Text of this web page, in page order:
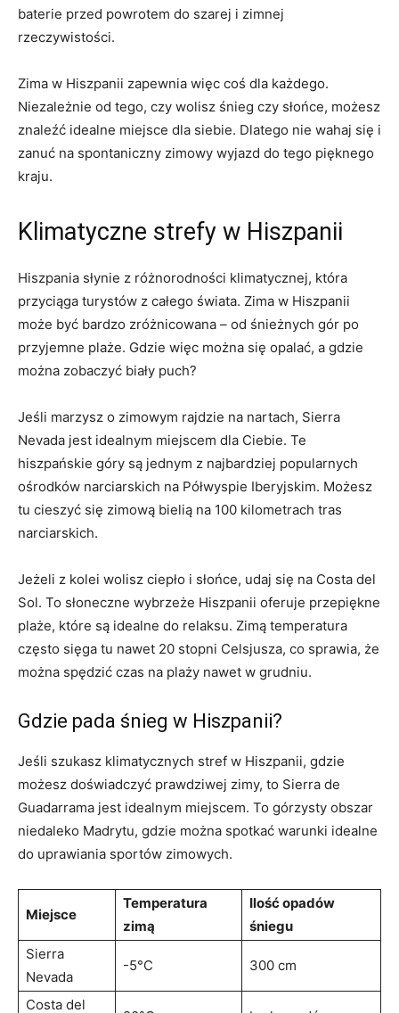
baterie przed powrotem do szarej i zimnej
rzeczywistości.
Zima⁢ w⁣ Hiszpanii zapewnia więc coś dla każdego.
Niezależnie od tego, czy ⁣wolisz ‍śnieg ⁣czy‍ słońce, możesz
znaleźć idealne miejsce dla ⁤siebie. Dlatego nie wahaj⁣ się i
zanuć⁢ na spontaniczny zimowy wyjazd do ‌tego pięknego
kraju.
Klimatyczne strefy w⁣ Hiszpanii
Hiszpania słynie z ‍różnorodności klimatycznej, która
przyciąga turystów z całego świata. Zima w Hiszpanii
⁣może⁣ być bardzo zróżnicowana⁢ – od śnieżnych gór po
przyjemne plaże. Gdzie‍ więc można się‌ opalać, a gdzie
‌można zobaczyć biały puch?
Jeśli marzysz‌ o zimowym‍ rajdzie na nartach, Sierra
Nevada ⁢jest idealnym miejscem dla Ciebie.⁤ Te
hiszpańskie góry są jednym z najbardziej popularnych
ośrodków narciarskich ‌na Półwyspie⁣ Iberyjskim. ⁣Możesz
tu‍ cieszyć się zimową bielią na 100 kilometrach tras
narciarskich.
Jeżeli ⁤z kolei wolisz ciepło i‍ słońce, udaj się na Costa del
Sol. ⁢To⁢ słoneczne⁣ wybrzeże Hiszpanii oferuje ​przepiękne
plaże, ‍które są idealne do relaksu. Zimą temperatura
często sięga tu nawet 20 stopni ‍Celsjusza, co sprawia, że
można spędzić czas na plaży nawet w⁤ grudniu.
Gdzie ⁣pada śnieg w Hiszpanii?
Jeśli szukasz klimatycznych stref w⁢ Hiszpanii, gdzie
⁤możesz doświadczyć prawdziwej zimy, to Sierra ⁢de
Guadarrama jest idealnym miejscem. To górzysty ‌obszar
niedaleko Madrytu, gdzie​ można spotkać warunki‍ idealne ​
do uprawiania sportów zimowych.
Miejsce
Temperatura
zimą
Ilość opadów​
śniegu
Sierra
Nevada
-5°C 300 cm
Costa del